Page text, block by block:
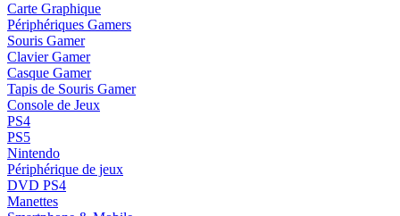
Carte Graphique
Périphériques Gamers
Souris Gamer
Clavier Gamer
Casque Gamer
Tapis de Souris Gamer
Console de Jeux
PS4
PS5
Nintendo
Périphérique de jeux
DVD PS4
Manettes